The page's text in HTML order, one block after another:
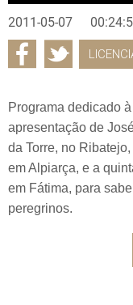
2011-05-07
Programa dedicado
apresentação de
da Torre, no
em Alpiarça, e a
em Fátima, para
peregrinos.